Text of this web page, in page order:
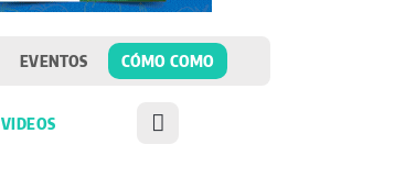
EVENTOS CÓMO COMO
VIDEOS